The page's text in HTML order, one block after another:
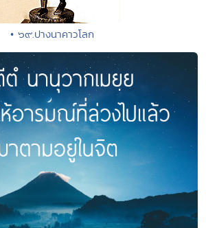
• ๖๙.ปางนาคาวโลก